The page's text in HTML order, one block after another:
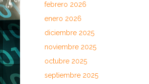
febrero 2026
enero 2026
diciembre 2025
noviembre 2025
octubre 2025
septiembre 2025